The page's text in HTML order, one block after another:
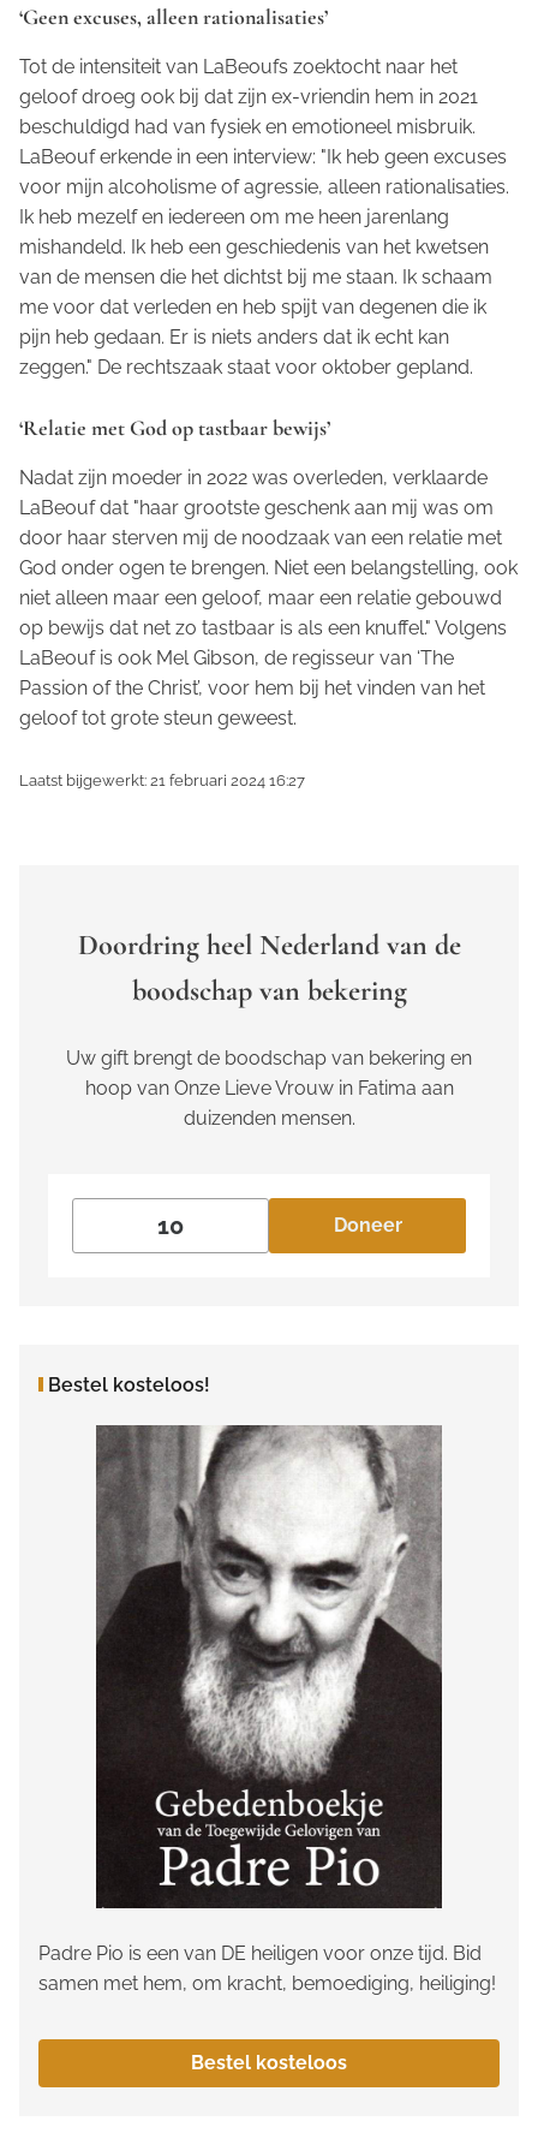
‘Geen excuses, alleen rationalisaties’
Tot de intensiteit van LaBeoufs zoektocht naar het
geloof droeg ook bij dat zijn ex-vriendin hem in 2021
beschuldigd had van fysiek en emotioneel misbruik.
LaBeouf erkende in een interview: "Ik heb geen excuses
voor mijn alcoholisme of agressie, alleen rationalisaties.
Ik heb mezelf en iedereen om me heen jarenlang
mishandeld. Ik heb een geschiedenis van het kwetsen
van de mensen die het dichtst bij me staan. Ik schaam
me voor dat verleden en heb spijt van degenen die ik
pijn heb gedaan. Er is niets anders dat ik echt kan
zeggen." De rechtszaak staat voor oktober gepland.
‘Relatie met God op tastbaar bewijs’
Nadat zijn moeder in 2022 was overleden, verklaarde
LaBeouf dat "haar grootste geschenk aan mij was om
door haar sterven mij de noodzaak van een relatie met
God onder ogen te brengen. Niet een belangstelling, ook
niet alleen maar een geloof, maar een relatie gebouwd
op bewijs dat net zo tastbaar is als een knuffel." Volgens
LaBeouf is ook Mel Gibson, de regisseur van ‘The
Passion of the Christ’, voor hem bij het vinden van het
geloof tot grote steun geweest.
Laatst bijgewerkt: 21 februari 2024 16:27
Doordring heel Nederland van de
boodschap van bekering
Uw gift brengt de boodschap van bekering en
hoop van Onze Lieve Vrouw in Fatima aan
duizenden mensen.
Doneer
Bestel kosteloos!
Padre Pio is een van DE heiligen voor onze tijd. Bid
samen met hem, om kracht, bemoediging, heiliging!
Bestel kosteloos